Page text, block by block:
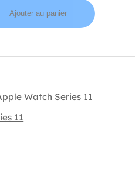
Ajouter au panier
Watch Series 11
11